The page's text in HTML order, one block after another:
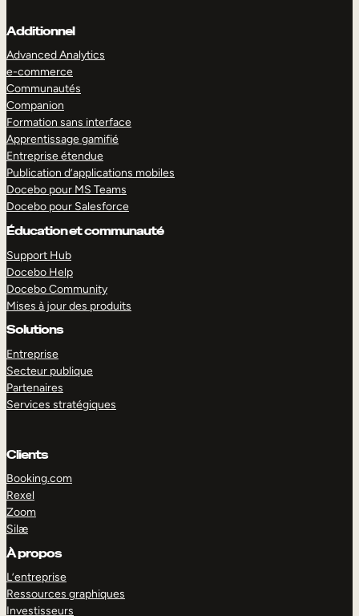
Additionnel
Advanced Analytics
e-commerce
Communautés
Companion
Formation sans interface
Apprentissage gamifié
Entreprise étendue
Publication d’applications mobiles
Docebo pour MS Teams
Docebo pour Salesforce
Éducation et communauté
Support Hub
Docebo Help
Docebo Community
Mises à jour des produits
Solutions
Entreprise
Secteur publique
Partenaires
Services stratégiques
Clients
Booking.com
Rexel
Zoom
Silæ
À propos
L’entreprise
Ressources graphiques
Investisseurs